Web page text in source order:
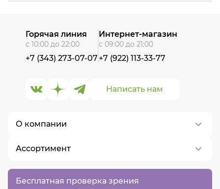
Бесплатная проверка зрения
О компании
О нас
Контакты
Вакансии
Ассортимент
Написать нам
Горячая линия
с 10:00 до 22:00
+7 (343) 273-07-07
Интернет-магазин
с 09:00 до 21:00
+7 (922) 113-33-77